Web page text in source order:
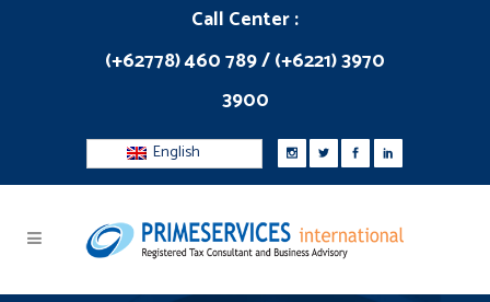
Call Center :
(+62778) 460 789 / (+6221) 3970
3900
English